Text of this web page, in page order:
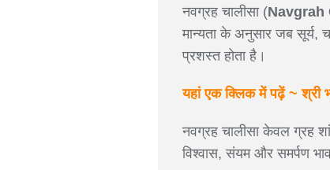
नवग्रह चालीसा (Navgrah
मान्यता के अनुसार जब सूर्य,
प्रशस्त होता है।
यहां एक क्लिक में पढ़ें ~ श्री
नवग्रह चालीसा केवल ग्रह
विश्वास, संयम और समर्पण